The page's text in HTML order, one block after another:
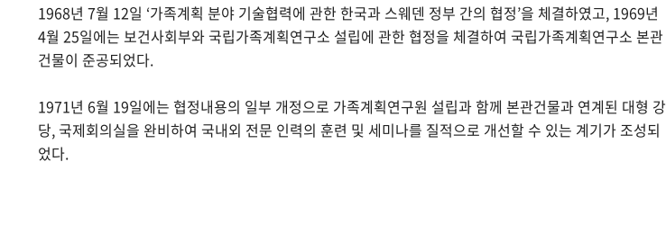
1968년 7월 12일 ‘가족계획 분야 기술협력에 관한 한국과 스웨덴 정부 간의 협정’을 체결하였고, 1969년
4월 25일에는 보건사회부와 국립가족계획연구소 설립에 관한 협정을 체결하여 국립가족계획연구소 본관
건물이 준공되었다.
1971년 6월 19일에는 협정내용의 일부 개정으로 가족계획연구원 설립과 함께 본관건물과 연계된 대형 강
당, 국제회의실을 완비하여 국내외 전문 인력의 훈련 및 세미나를 질적으로 개선할 수 있는 계기가 조성되
었다.